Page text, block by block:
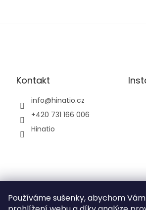
Používáme sušenky, abychom
Kontakt
info@hinatio.cz
+420 731 166 006
Hinatio